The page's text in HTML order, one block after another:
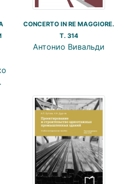
CONCERTO IN RE MAGGIORE.
T. 314
Антонио Вивальди